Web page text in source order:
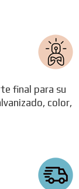
final para su
color,